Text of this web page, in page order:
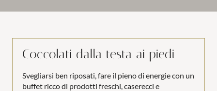
Coccolati dalla testa ai piedi
Svegliarsi ben riposati, fare il pieno di energie con un
buffet ricco di prodotti freschi, caserecci e